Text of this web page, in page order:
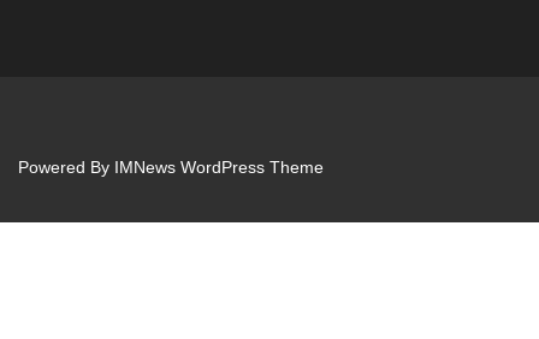
Powered By IMNews WordPress Theme